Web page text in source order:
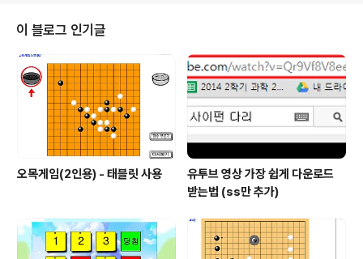
이 블로그 인기글
오목게임(2인용) - 태블릿 사용
유투브 영상 가장 쉽게 다운로드
받는법 (ss만 추가)